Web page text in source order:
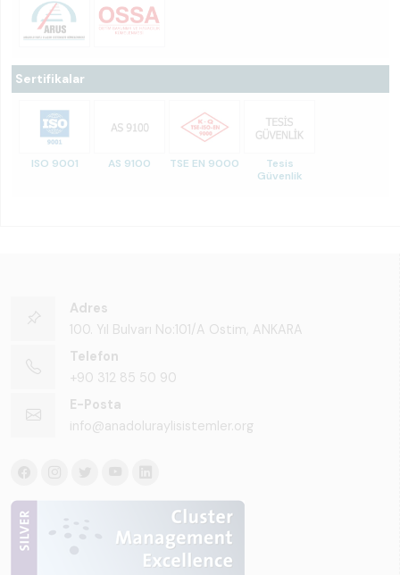
Sertifikalar
ISO 9001 AS 9100 TSE EN 9000
Tesis
Güvenlik
Adres
100. Yıl Bulvarı No:101/A Ostim, ANKARA
Telefon
+90 312 85 50 90
E-Posta
info@anadoluraylisistemler.org